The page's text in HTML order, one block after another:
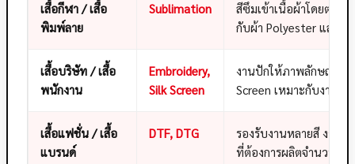
เสื้อกีฬา / เสื้อ
พิมพ์ลาย
Sublimation
สีซึมเข้าเนื้อผ้าโดยตรง
กับผ้า Polyester และเ
เสื้อบริษัท / เสื้อ
พนักงาน
Embroidery,
Silk Screen
งานปักให้ภาพลักษณ์พรี
Screen เหมาะกับงานจ
เสื้อแฟชั่น / เสื้อ
แบรนด์
DTF, DTG
รองรับงานหลายสี งาน
ที่ต้องการผลิตจำนวนน้